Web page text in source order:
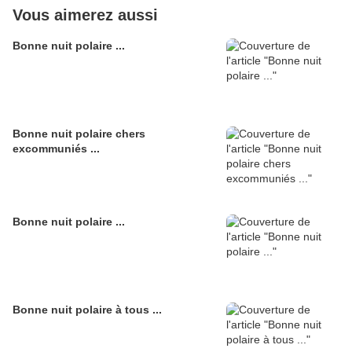
Vous aimerez aussi
Bonne nuit polaire ...
Bonne nuit polaire chers
excommuniés ...
Bonne nuit polaire ...
Bonne nuit polaire à tous ...